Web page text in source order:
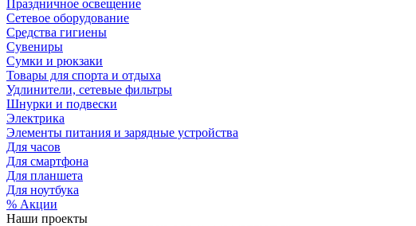
Праздничное освещение
Сетевое оборудование
Средства гигиены
Сувениры
Сумки и рюкзаки
Товары для спорта и отдыха
Удлинители, сетевые фильтры
Шнурки и подвески
Электрика
Элементы питания и зарядные устройства
Для часов
Для смартфона
Для планшета
Для ноутбука
% Акции
Наши проекты